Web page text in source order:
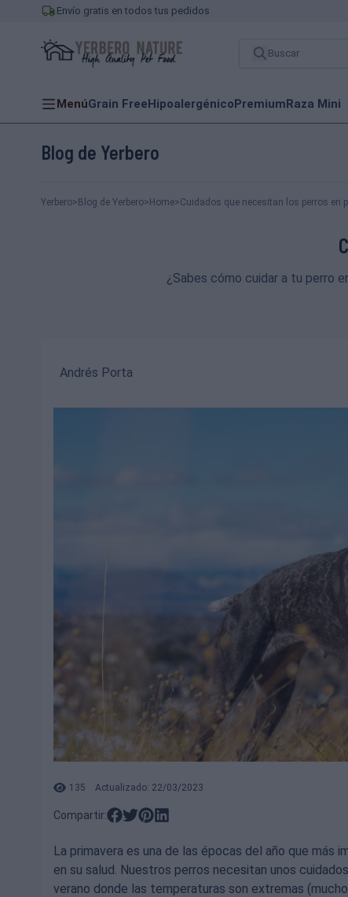
Envío gratis en todos tus pedidos
MenúGrain FreeHipoalergénicoPremiumRaza Mini
Blog de Yerbero
Yerbero> Blog de Yerbero> Home>Cuidados que necesitan los perros en
¿Sabes cómo cuidar a tu perro
Andrés Porta
135 Actualizado: 22/03/2023
Compartir:
La primavera es una de las épocas del año que
en su salud. Nuestros perros necesitan unos
verano donde las temperaturas son extremas